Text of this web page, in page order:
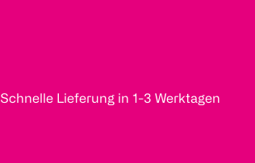
Schnelle Lieferung in 1-3 Werktagen